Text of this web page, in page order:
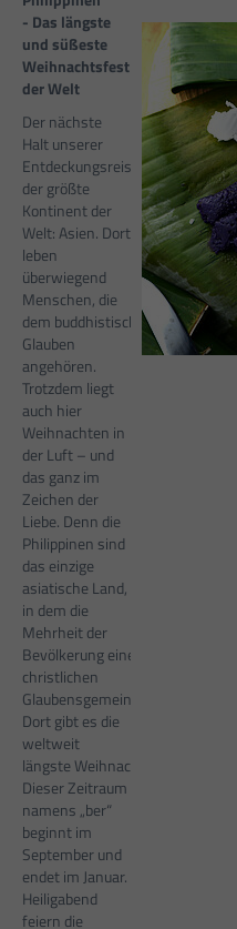
- Das längste
und süßeste
Weihnachtsfest
der Welt
Der nächste
Halt unserer
Entdeckungsreise ist
der größte
Kontinent der
Welt: Asien. Dort
leben
überwiegend
Menschen, die
dem buddhistischen
Glauben
angehören.
Trotzdem liegt
auch hier
Weihnachten in
der Luft – und
das ganz im
Zeichen der
Liebe. Denn die
Philippinen sind
das einzige
asiatische Land,
in dem die
Mehrheit der
Bevölkerung einer
christlichen
Glaubensgemeinschaft angehört.
Dort gibt es die
weltweit
längste Weihnachtszeit.
Dieser Zeitraum
namens „ber“
beginnt im
September und
endet im Januar.
Heiligabend
feiern die